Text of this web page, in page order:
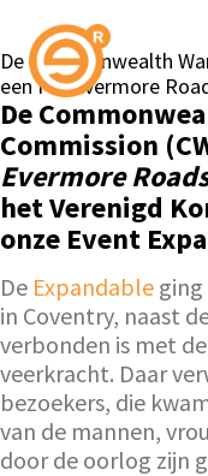
De Commonwealth
een For Evermore
De
Commission
Evermore
het Verenigd
onze Event
De Expandable ging
in Coventry, naast
verbonden is met
veerkracht. Daar
bezoekers, die
van de mannen,
door de oorlog zijn